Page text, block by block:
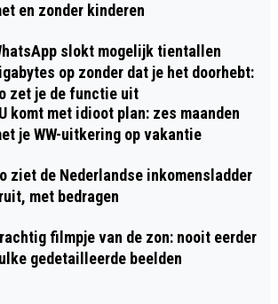
en zonder kinderen
slokt mogelijk tientallen
op zonder dat je het doorhebt:
zet je de functie uit
komt met idioot plan: zes maanden
je WW-uitkering op vakantie
ziet de Nederlandse inkomensladder
met bedragen
filmpje van de zon: nooit eerder
gedetailleerde beelden